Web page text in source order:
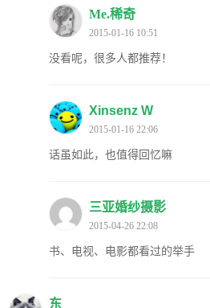
Me.稀奇
2015-01-16 10:51
没看呢，很多人都推荐！
Xinsenz W
2015-01-16 22:06
话虽如此，也值得回忆嘛
三亚婚纱摄影
2015-04-26 22:08
书、电视、电影都看过的举手
东